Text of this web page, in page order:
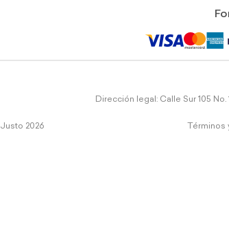
Dirección legal: Calle Sur 105
Justo 2026